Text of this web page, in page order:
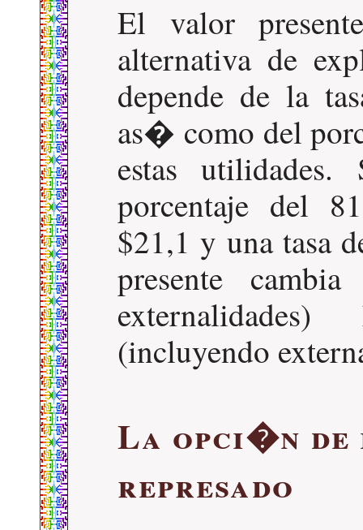
El valor
alternativa de
depende de la
as� como del
estas
porcentaje del
$21,1 y una tasa
presente
(incluyendo
La opci�n
represado